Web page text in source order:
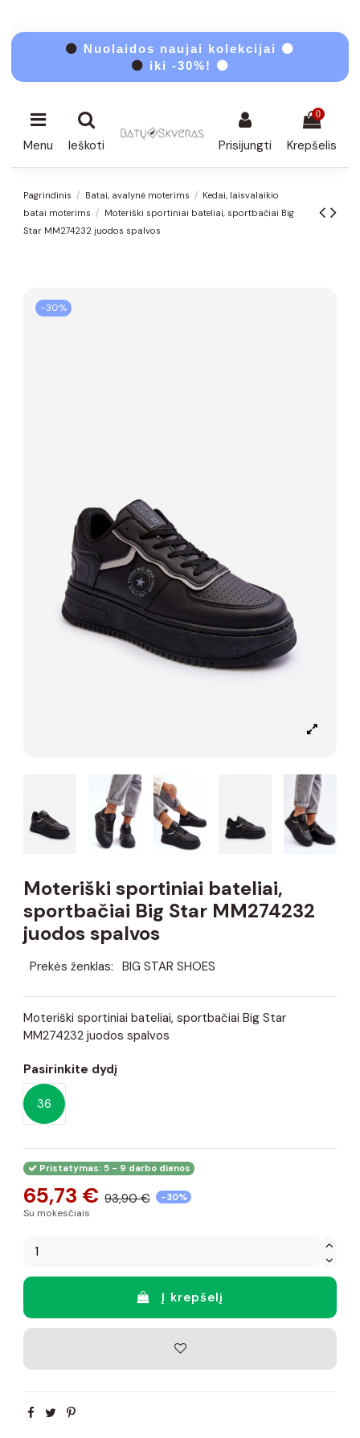
⚫ Nuolaidos naujai kolekcijai ⚫
⚫ iki -30%! ⚫
Menu Ieškoti Prisijungti
0
Krepšelis
Pagrindinis Batai, avalynė moterims
Kedai, laisvalaikio
batai moterims
Moteriški sportiniai bateliai, sportbačiai Big
Star MM274232 juodos spalvos
−30%
Moteriški sportiniai bateliai,
sportbačiai Big Star MM274232
juodos spalvos
Prekės ženklas: BIG STAR SHOES
Moteriški sportiniai bateliai, sportbačiai Big Star
MM274232 juodos spalvos
Pasirinkite dydį
36
Pristatymas: 5 - 9 darbo dienos
65,73 € 93,90 € -30%
Su mokesčiais
Į krepšelį